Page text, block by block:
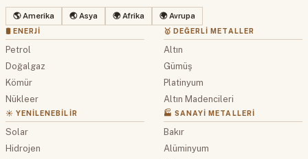
🌎 Amerika 🌏 Asya 🌍 Afrika 🌍 Avrupa
🛢 ENERJI
Petrol
Doğalgaz
Kömür
Nükleer
☀️ YENILENEBILIR
Solar
Hidrojen
🥇 DEĞERLI METALLER
Altın
Gümüş
Platinyum
Altın Madencileri
🏭 SANAYI METALLERI
Bakır
Alüminyum